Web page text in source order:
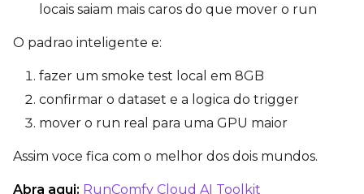
Height
locais saiam mais caros do que mover o run
O padrao inteligente e:
fazer um smoke test local em 8GB
confirmar o dataset e a logica do trigger
mover o run real para uma GPU maior
Assim voce fica com o melhor dos dois mundos.
Abra aqui: RunComfy Cloud AI Toolkit